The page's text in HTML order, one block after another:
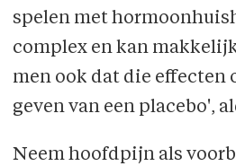
spelen met
complex en kan
men ook dat die effecten
geven van een placebo',
Neem hoofdpijn als